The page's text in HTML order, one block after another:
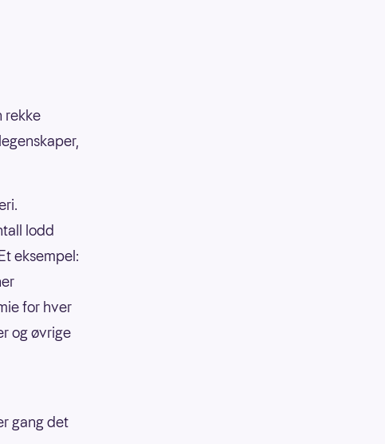
rekke
lodd
eksempel:
for hver
og øvrige
gang det